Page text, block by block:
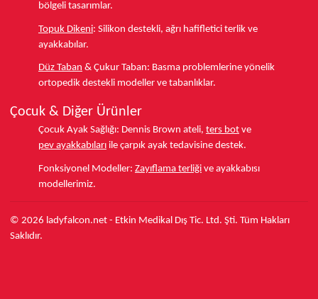
bölgeli tasarımlar.
Topuk Dikeni: Silikon destekli, ağrı hafifletici terlik ve
ayakkabılar.
Düz Taban & Çukur Taban: Basma problemlerine yönelik
ortopedik destekli modeller ve tabanlıklar.
Çocuk & Diğer Ürünler
Çocuk Ayak Sağlığı: Dennis Brown ateli, ters bot ve
pev ayakkabıları ile çarpık ayak tedavisine destek.
Fonksiyonel Modeller: Zayıflama terliği ve ayakkabısı
modellerimiz.
© 2026 ladyfalcon.net - Etkin Medikal Dış Tic. Ltd. Şti. Tüm Hakları
Saklıdır.